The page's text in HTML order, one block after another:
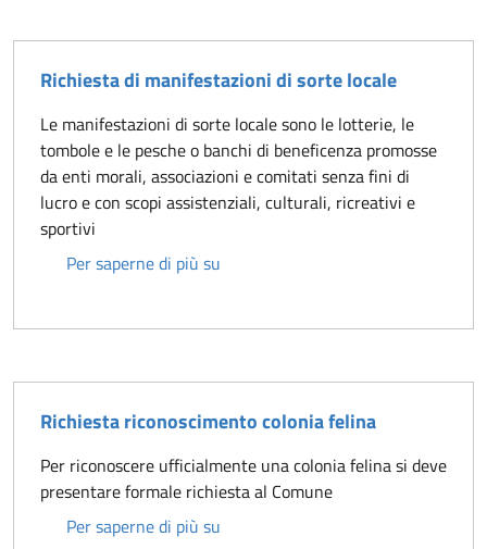
Richiesta di manifestazioni di sorte locale
Le manifestazioni di sorte locale sono le lotterie, le
tombole e le pesche o banchi di beneficenza promosse
da enti morali, associazioni e comitati senza fini di
lucro e con scopi assistenziali, culturali, ricreativi e
sportivi
Per saperne di più su
Richiesta riconoscimento colonia felina
Per riconoscere ufficialmente una colonia felina si deve
presentare formale richiesta al Comune
Per saperne di più su